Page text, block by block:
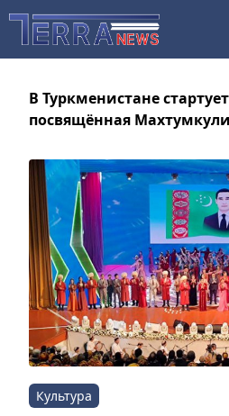
В Туркменистане
посвящённая Махтумкули
Культура